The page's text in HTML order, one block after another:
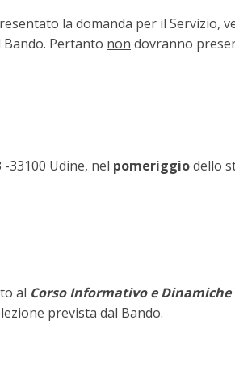
la domanda per il Servizio,
Pertanto non dovranno
33100 Udine, nel pomeriggiodello
al Corso Informativo e Dinamiche
prevista dal Bando.